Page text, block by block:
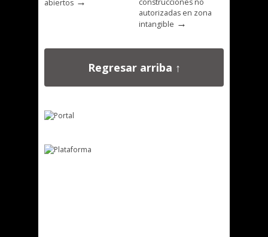
abiertos
construcciones no
autorizadas en zona
intangible →
Regresar arriba ↑